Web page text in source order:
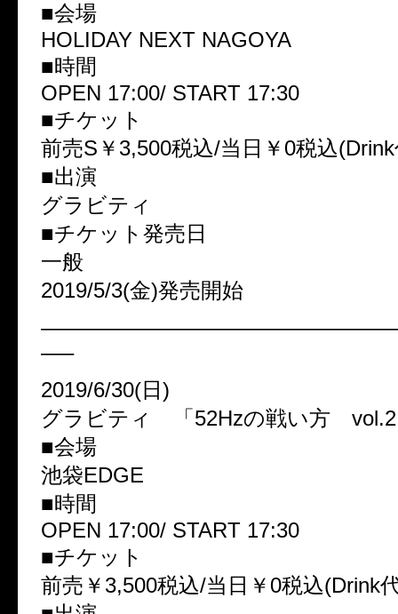
■会場
HOLIDAY NEXT NAGOYA
■時間
OPEN 17:00/ START 17:30
■チケット
前売S￥3,500税込/当日￥0税込
■出演
グラビティ
■チケット発売日
一般
2019/5/3(金)発売開始
—–
2019/6/30(日)
グラビティ 「52Hzの戦い方
■会場
池袋EDGE
■時間
OPEN 17:00/ START 17:30
■チケット
前売￥3,500税込/当日￥0税込(Drink